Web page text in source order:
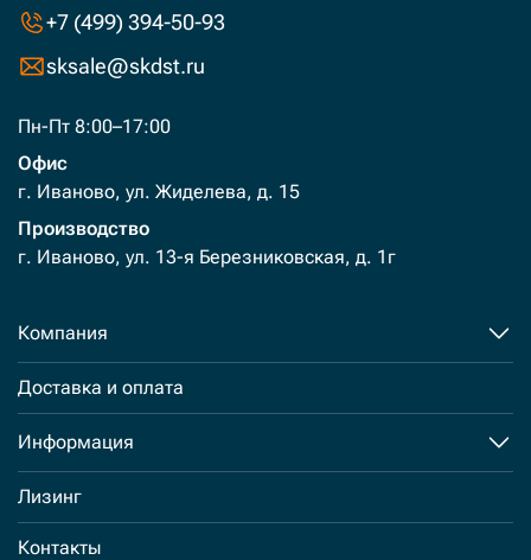
+7 (499) 394-50-93
sksale@skdst.ru
Пн-Пт 8:00–17:00
Офис
г. Иваново, ул. Жиделева, д. 15
Производство
г. Иваново, ул. 13-я Березниковская, д. 1г
Компания
Доставка и оплата
Информация
Лизинг
Контакты